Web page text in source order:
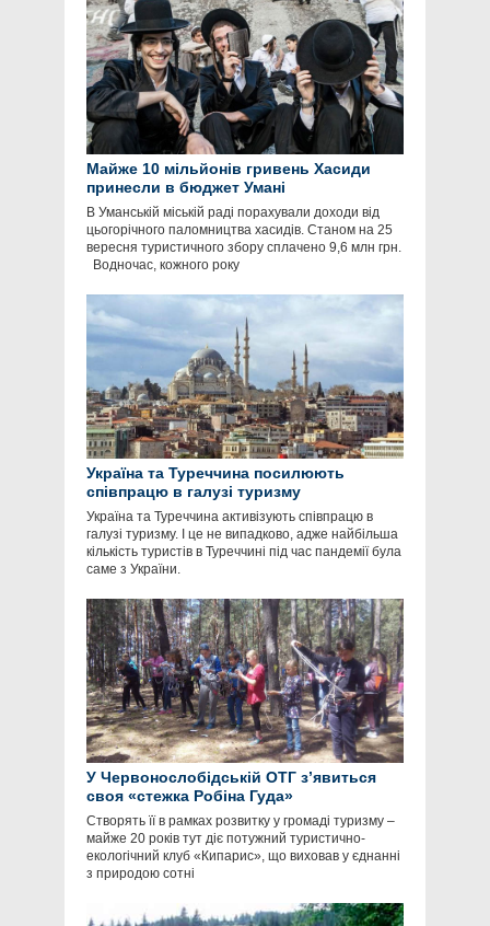
Майже 10 мільйонів гривень Хасиди
принесли в бюджет Умані
В Уманській міській раді порахували доходи від
цьогорічного паломництва хасидів. Станом на 25
вересня туристичного збору сплачено 9,6 млн грн.
Водночас, кожного року
Україна та Туреччина посилюють
співпрацю в галузі туризму
Україна та Туреччина активізують співпрацю в
галузі туризму. І це не випадково, адже найбільша
кількість туристів в Туреччині під час пандемії була
саме з України.
У Червонослобідській ОТГ з’явиться
своя «стежка Робіна Гуда»
Створять її в рамках розвитку у громаді туризму –
майже 20 років тут діє потужний туристично-
екологічний клуб «Кипарис», що виховав у єднанні
з природою сотні